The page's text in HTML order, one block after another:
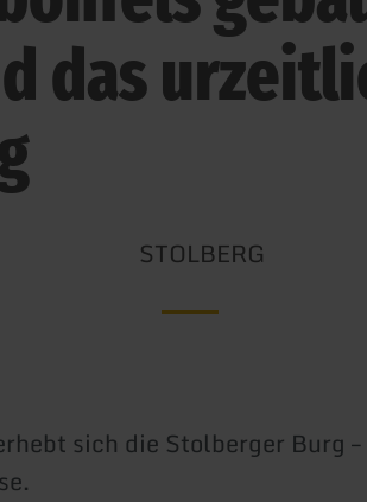
das
STOLBERG
sich die Stolberger Burg